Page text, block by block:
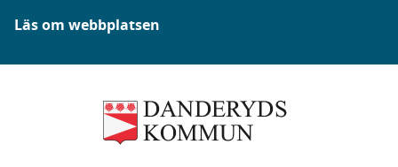
Läs om webbplatsen